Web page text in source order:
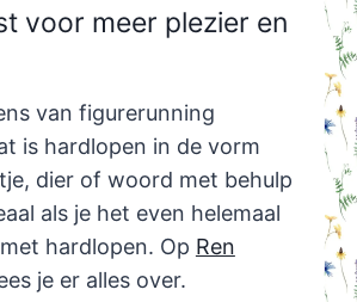
voor meer plezier en
van figurerunning
is hardlopen in de vorm
dier of woord met behulp
als je het even helemaal
hardlopen. Op Ren
je er alles over.